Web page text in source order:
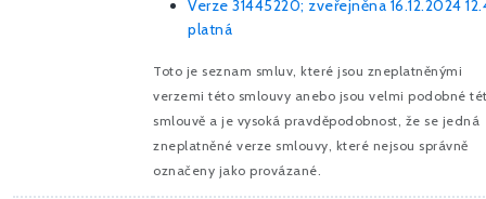
Verze 31445220; zveřejněna 16.12.2024
platná
Toto je seznam smluv, které jsou zneplatněnými
verzemi této smlouvy anebo jsou velmi podobné
smlouvě a je vysoká pravděpodobnost, že se jedná
zneplatněné verze smlouvy, které nejsou správně
označeny jako provázané.